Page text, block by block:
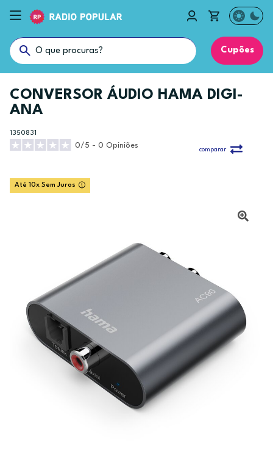
Cupões
CONVERSOR ÁUDIO HAMA DIGI-
ANA
1350831
0/5 - 0 Opiniões
comparar
Até 10x Sem Juros